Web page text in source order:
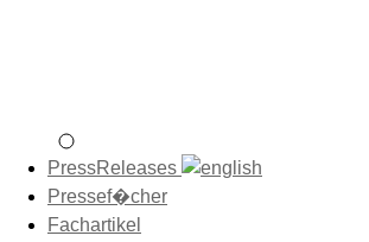
PressReleases
Pressef�cher
Fachartikel